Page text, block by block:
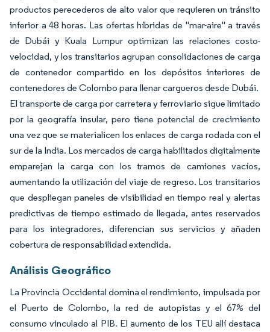
productos perecederos de alto valor que requieren un tránsito
inferior a 48 horas. Las ofertas híbridas de "mar-aire" a través
de Dubái y Kuala Lumpur optimizan las relaciones costo-
velocidad, y los transitarios agrupan consolidaciones de carga
de contenedor compartido en los depósitos interiores de
contenedores de Colombo para llenar cargueros desde Dubái.
El transporte de carga por carretera y ferroviario sigue limitado
por la geografía insular, pero tiene potencial de crecimiento
una vez que se materialicen los enlaces de carga rodada con el
sur de la India. Los mercados de carga habilitados digitalmente
emparejan la carga con los tramos de camiones vacíos,
aumentando la utilización del viaje de regreso. Los transitarios
que despliegan paneles de visibilidad en tiempo real y alertas
predictivas de tiempo estimado de llegada, antes reservados
para los integradores, diferencian sus servicios y añaden
cobertura de responsabilidad extendida.
Análisis Geográfico
La Provincia Occidental domina el rendimiento, impulsada por
el Puerto de Colombo, la red de autopistas y el 67% del
consumo vinculado al PIB. El aumento de los TEU allí destaca